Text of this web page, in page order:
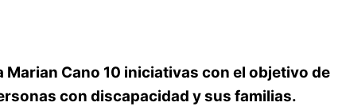
Cano 10 iniciativas con el objetivo de
con discapacidad y sus familias.